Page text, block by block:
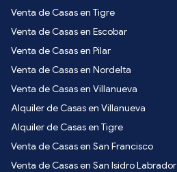
Venta de Casas en Tigre
Venta de Casas en Escobar
Venta de Casas en Pilar
Venta de Casas en Nordelta
Venta de Casas en Villanueva
Alquiler de Casas en Villanueva
Alquiler de Casas en Tigre
Venta de Casas en San Francisco
Venta de Casas en San Isidro Labrador